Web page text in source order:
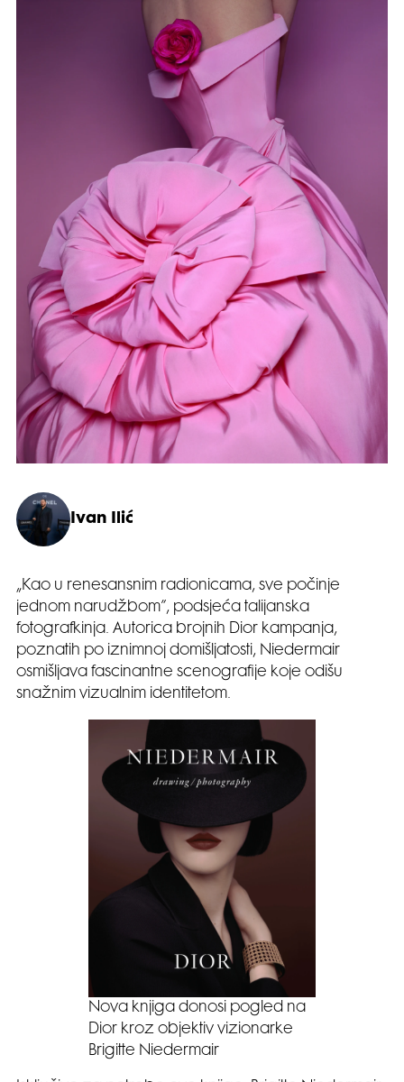
Ivan Ilić
„Kao u renesansnim radionicama, sve počinje
jednom narudžbom”, podsjeća talijanska
fotografkinja. Autorica brojnih Dior kampanja,
poznatih po iznimnoj domišljatosti, Niedermair
osmišljava fascinantne scenografije koje odišu
snažnim vizualnim identitetom.
Nova knjiga donosi pogled na
Dior kroz objektiv vizionarke
Brigitte Niedermair